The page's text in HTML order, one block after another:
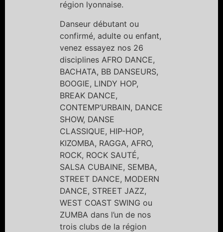
région lyonnaise.
Danseur débutant ou
confirmé, adulte ou enfant,
venez essayez nos 26
disciplines AFRO DANCE,
BACHATA, BB DANSEURS,
BOOGIE, LINDY HOP,
BREAK DANCE,
CONTEMP’URBAIN, DANCE
SHOW, DANSE
CLASSIQUE, HIP-HOP,
KIZOMBA, RAGGA, AFRO,
ROCK, ROCK SAUTÉ,
SALSA CUBAINE, SEMBA,
STREET DANCE, MODERN
DANCE, STREET JAZZ,
WEST COAST SWING ou
ZUMBA dans l’un de nos
trois clubs de la région